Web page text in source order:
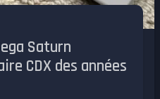
Saturn
CDX des années